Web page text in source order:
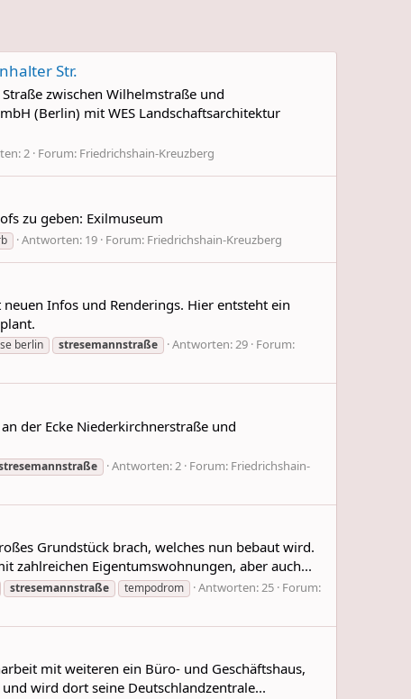
Str.
zwischen Wilhelmstraße und
(Berlin) mit WES Landschaftsarchitektur
2 Forum: Friedrichshain-Kreuzberg
zu geben: Exilmuseum
Antworten: 19 Forum: Friedrichshain-Kreuzberg
Infos und Renderings. Hier entsteht ein
berlin stresemannstraße Antworten: 29 Forum:
der Ecke Niederkirchnerstraße und
Antworten: 2 Forum: Friedrichshain-
Grundstück brach, welches nun bebaut wird.
zahlreichen Eigentumswohnungen, aber auch...
stresemannstraße tempodrom Antworten: 25 Forum:
mit weiteren ein Büro- und Geschäftshaus,
wird dort seine Deutschlandzentrale...